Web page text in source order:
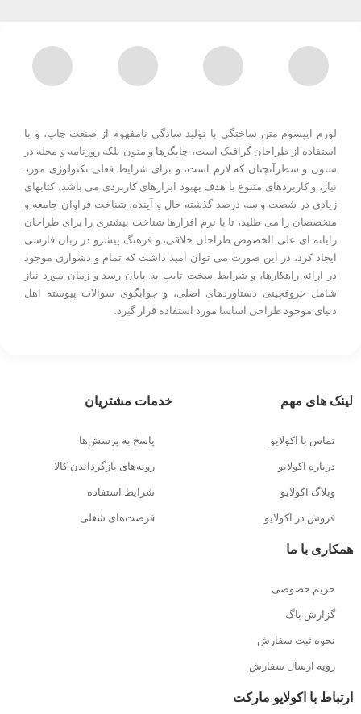
لورم ایپسوم متن ساختگی با تولید سادگی نامفهوم از صنعت چاپ، و با
استفاده از طراحان گرافیک است، چاپگرها و متون بلکه روزنامه و مجله در
ستون و سطرآنچنان که لازم است، و برای شرایط فعلی تکنولوژی مورد
نیاز، و کاربردهای متنوع با هدف بهبود ابزارهای کاربردی می باشد، کتابهای
زیادی در شصت و سه درصد گذشته حال و آینده، شناخت فراوان جامعه و
متخصصان را می طلبد، تا با نرم افزارها شناخت بیشتری را برای طراحان
رایانه ای علی الخصوص طراحان خلاقی، و فرهنگ پیشرو در زبان فارسی
ایجاد کرد، در این صورت می توان امید داشت که تمام و دشواری موجود
در ارائه راهکارها، و شرایط سخت تایپ به پایان رسد و زمان مورد نیاز
شامل حروفچینی دستاوردهای اصلی، و جوابگوی سوالات پیوسته اهل
دنیای موجود طراحی اساسا مورد استفاده قرار گیرد.
لینک های مهم
تماس با اکولایو
درباره اکولایو
وبلاگ اکولایو
فروش در اکولایو
خدمات مشتریان
پاسخ به پرسش‌ها
رویه‌های بازگرداندن کالا
شرایط استفاده
فرصت‌های شغلی
همکاری با ما
حریم خصوصی
گزارش باگ
نحوه ثبت سفارش
رویه ارسال سفارش
ارتباط با اکولایو مارکت